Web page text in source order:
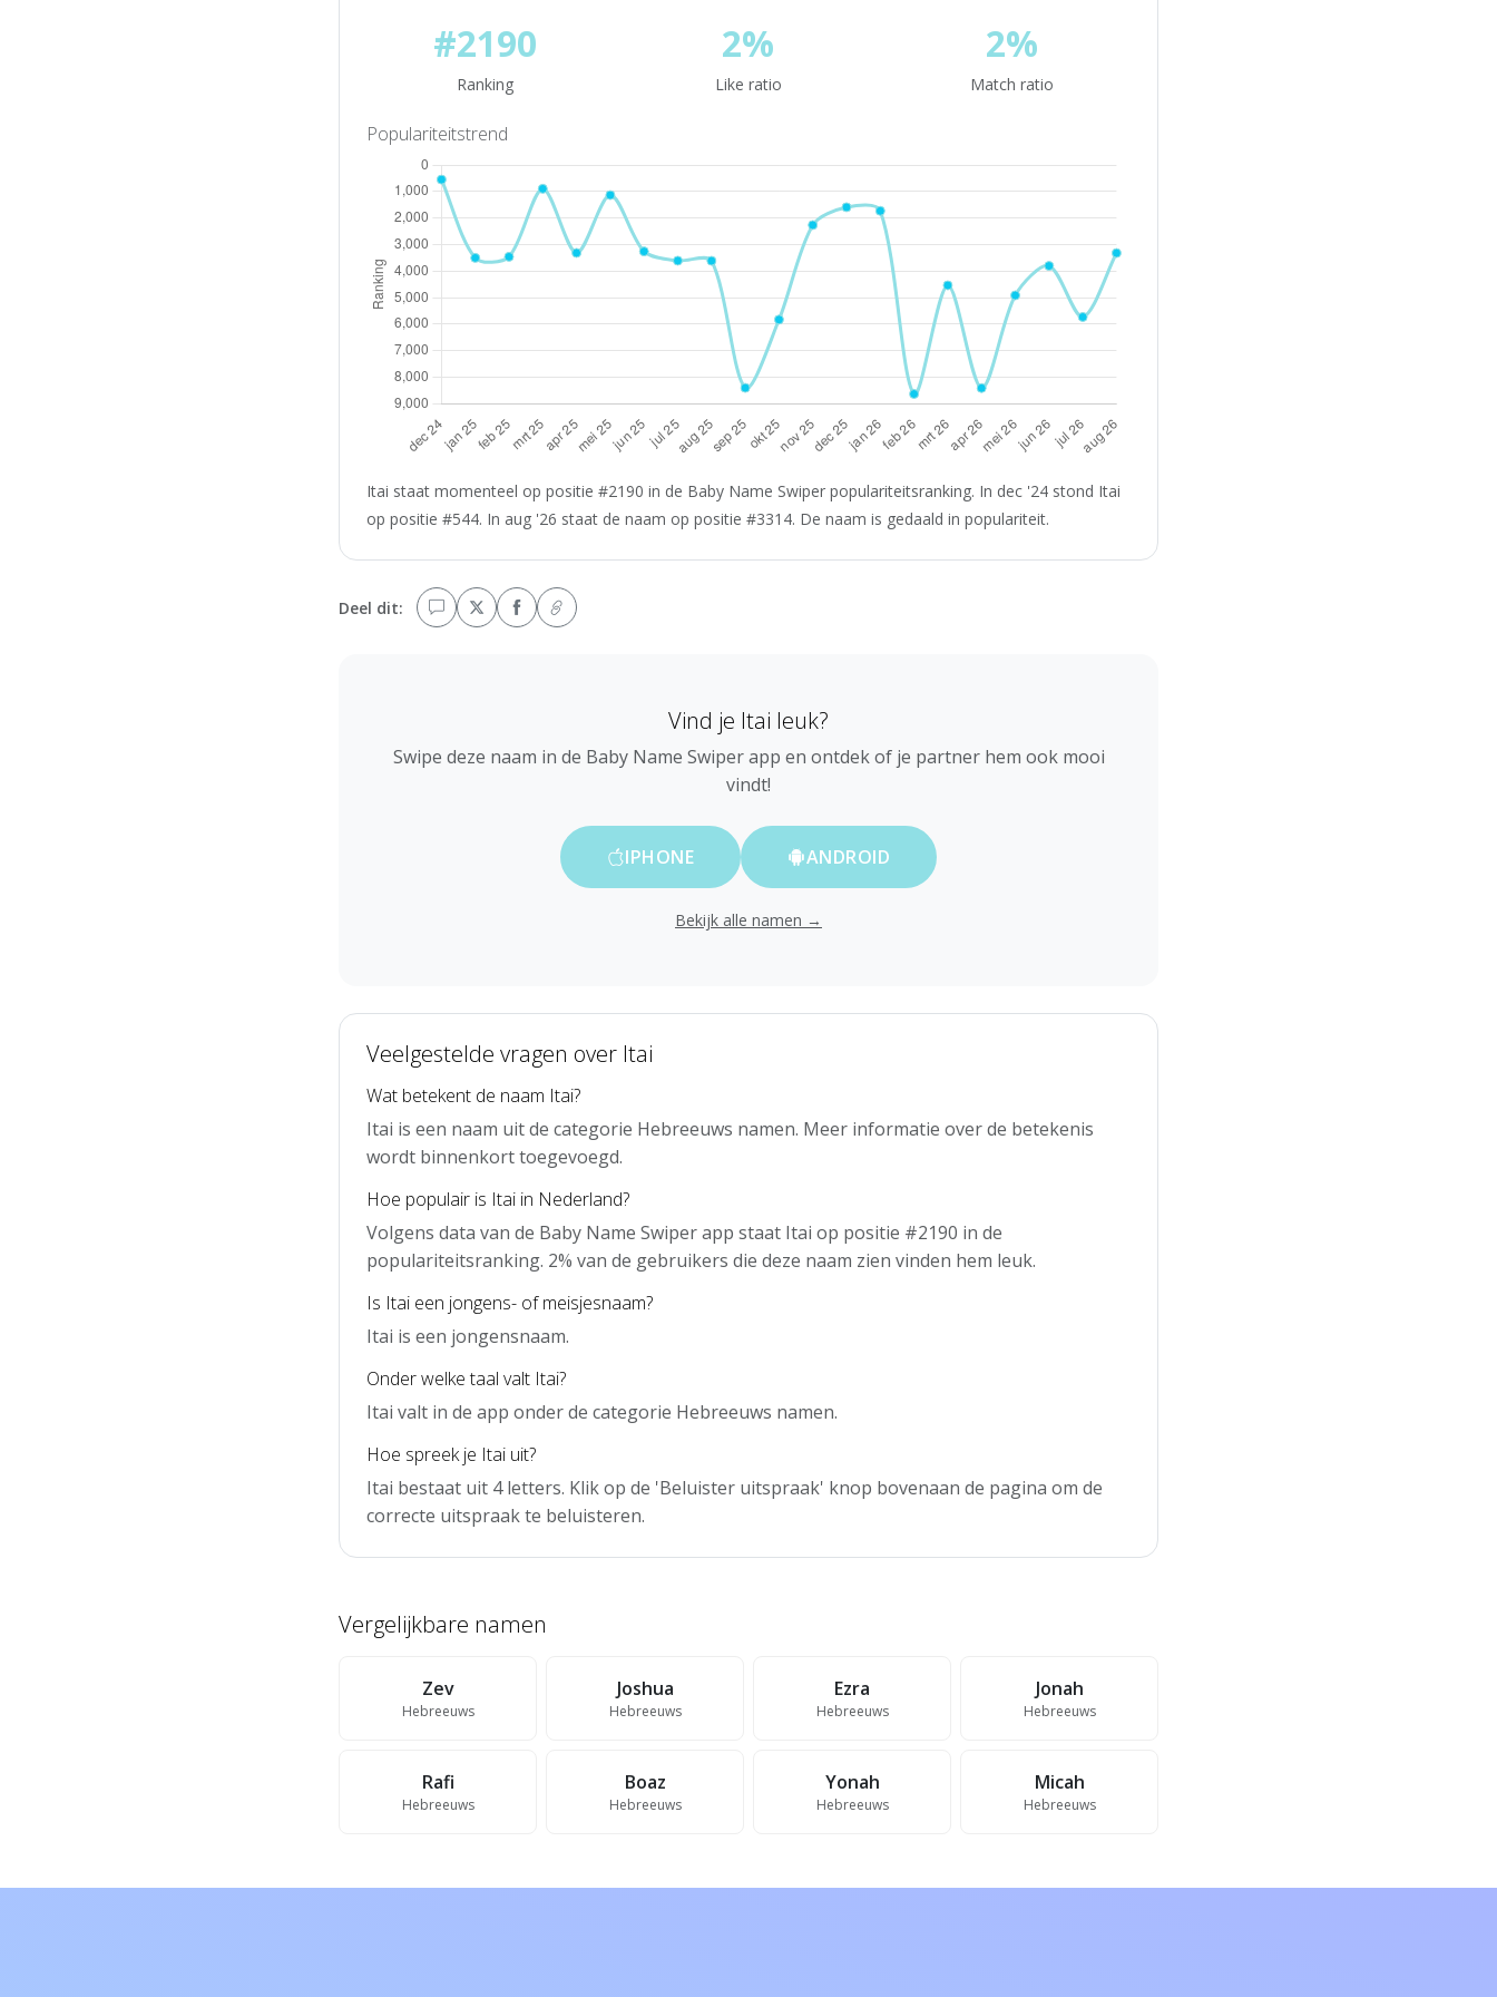
#2190
Ranking
2%
Like ratio
2%
Match ratio
Populariteitstrend
Itai staat momenteel op positie #2190 in de Baby Name Swiper populariteitsranking. In dec '24 stond Itai
op positie #544. In aug '26 staat de naam op positie #3314. De naam is gedaald in populariteit.
Deel dit:
Vind je Itai leuk?
Swipe deze naam in de Baby Name Swiper app en ontdek of je partner hem ook mooi
vindt!
IPHONE ANDROID
Bekijk alle namen →
Veelgestelde vragen over Itai
Wat betekent de naam Itai?
Itai is een naam uit de categorie Hebreeuws namen. Meer informatie over de betekenis
wordt binnenkort toegevoegd.
Hoe populair is Itai in Nederland?
Volgens data van de Baby Name Swiper app staat Itai op positie #2190 in de
populariteitsranking. 2% van de gebruikers die deze naam zien vinden hem leuk.
Is Itai een jongens- of meisjesnaam?
Itai is een jongensnaam.
Onder welke taal valt Itai?
Itai valt in de app onder de categorie Hebreeuws namen.
Hoe spreek je Itai uit?
Itai bestaat uit 4 letters. Klik op de 'Beluister uitspraak' knop bovenaan de pagina om de
correcte uitspraak te beluisteren.
Vergelijkbare namen
Zev
Hebreeuws
Joshua
Hebreeuws
Ezra
Hebreeuws
Jonah
Hebreeuws
Rafi
Hebreeuws
Boaz
Hebreeuws
Yonah
Hebreeuws
Micah
Hebreeuws